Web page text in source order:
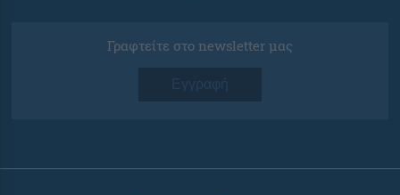
Γραφτείτε στο newsletter μας
Εγγραφή